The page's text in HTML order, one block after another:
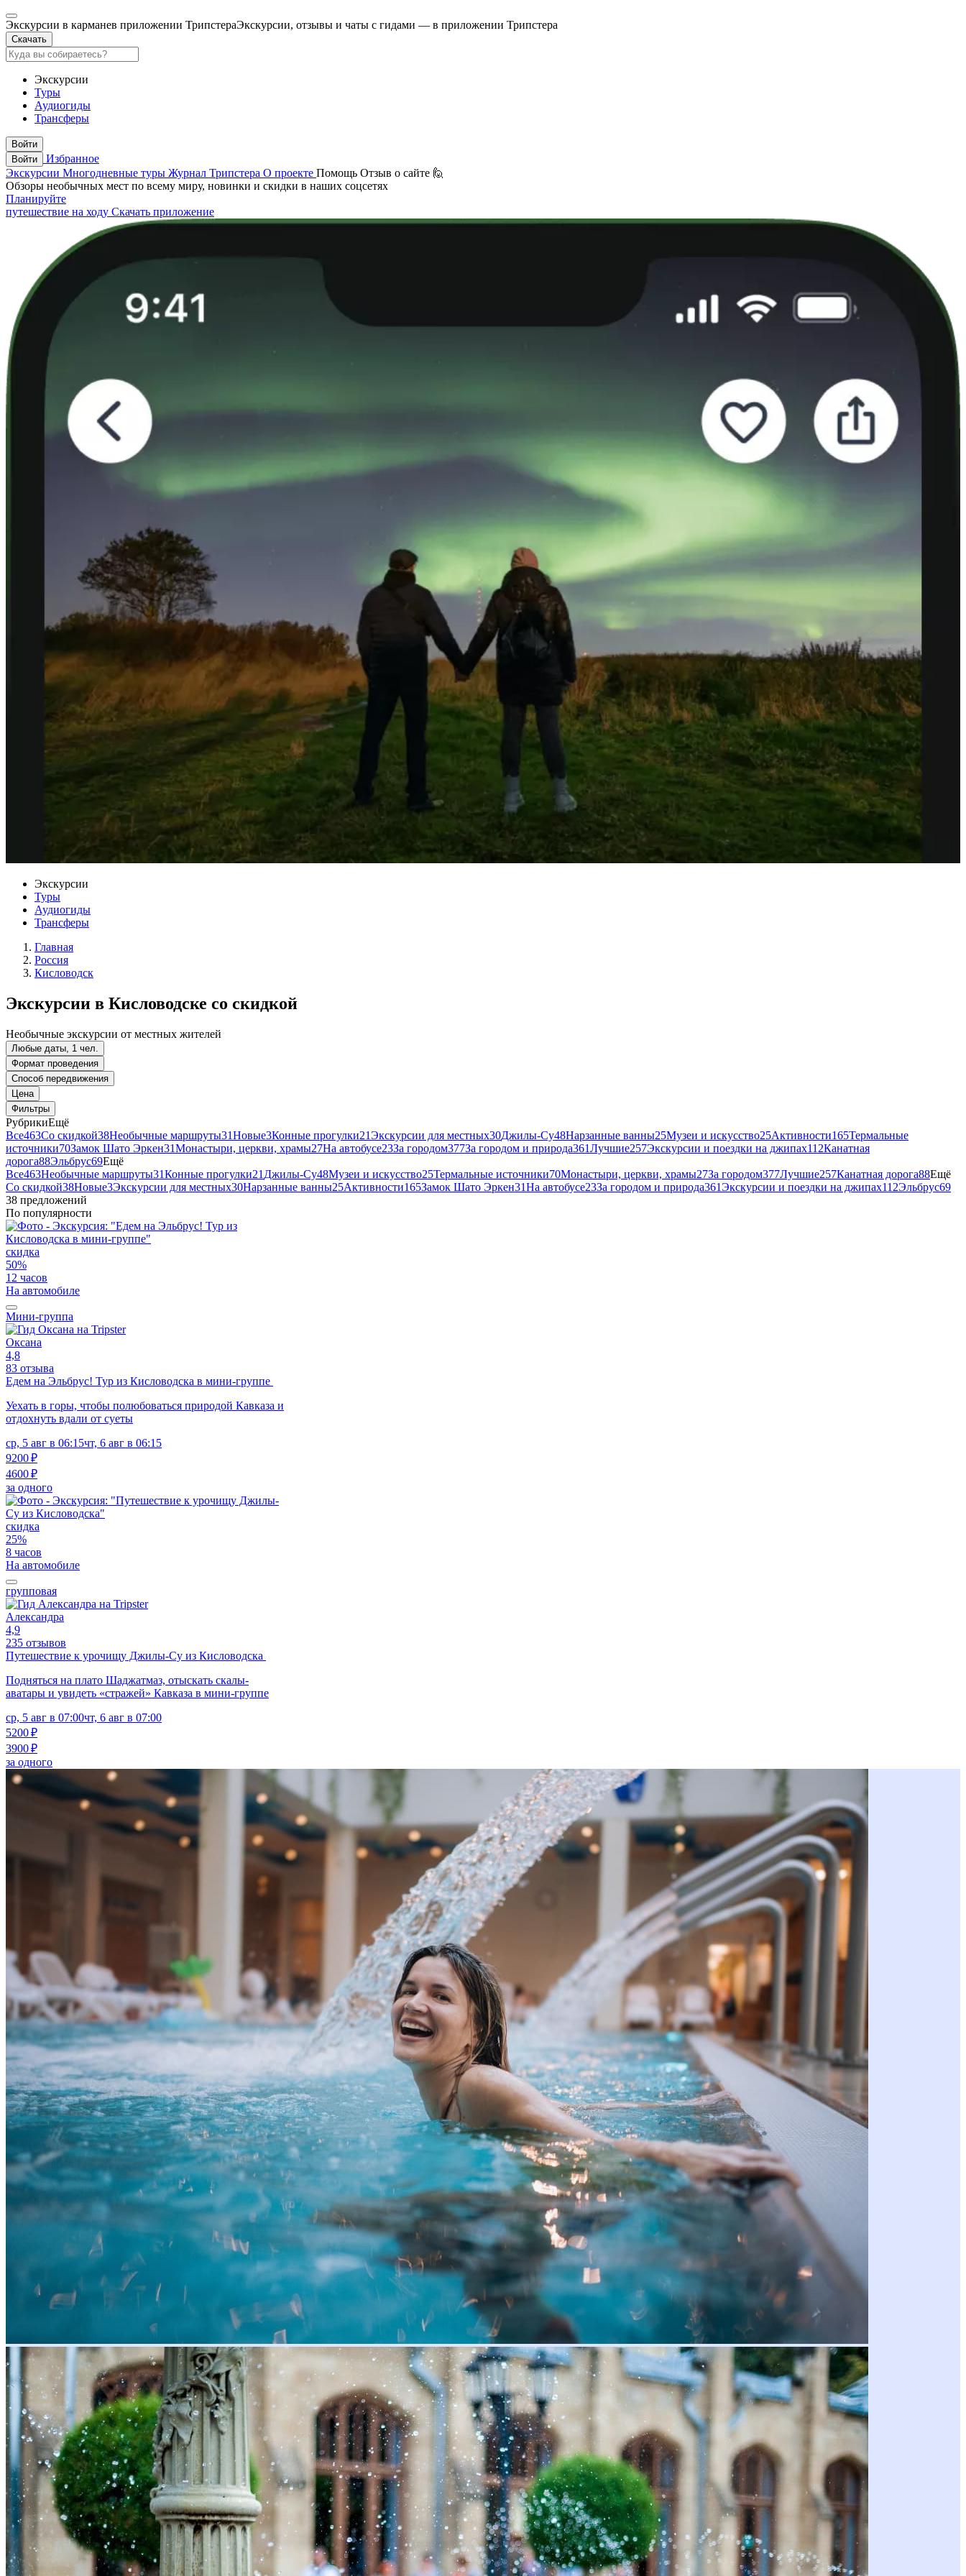
Экскурсии в карманев приложении ТрипстераЭкскурсии, отзывы и чаты с гидами — в приложении Трипстера
Скачать
Экскурсии
Туры
Аудиогиды
Трансферы
Войти
Войти
Избранное
Экскурсии Многодневные туры Журнал Трипстера О проекте Помощь Отзыв о сайте 🙋
Обзоры необычных мест по всему миру, новинки и скидки в наших соцсетях
Планируйте
путешествие на ходу Скачать приложение
Экскурсии
Туры
Аудиогиды
Трансферы
Главная
Россия
Кисловодск
Экскурсии в Кисловодске со скидкой
Необычные экскурсии от местных жителей
Любые даты, 1 чел.
Формат проведения
Способ передвижения
Цена
Фильтры
РубрикиЕщё
Все463Со скидкой38Необычные маршруты31Новые3Конные прогулки21Экскурсии для местных30Джилы-Су48Нарзанные ванны25Музеи и искусство25Активности165Термальные
источники70Замок Шато Эркен31Монастыри, церкви, храмы27На автобусе23За городом377За городом и природа361Лучшие257Экскурсии и поездки на джипах112Канатная
дорога88Эльбрус69Ещё
Все463Необычные маршруты31Конные прогулки21 Джилы-Су48Музеи и искусство25Термальные источники70Монастыри, церкви, храмы27За городом377Лучшие257Канатная дорога88Ещё
Со скидкой38Новые3Экскурсии для местных30Нарзанные ванны25Активности165Замок Шато Эркен31На автобусе23За городом и природа361Экскурсии и поездки на джипах112Эльбрус69
38 предложений
По популярности
скидка
50%
12 часов
На автомобиле
Мини-группа
Оксана
4,8
83 отзыва
Едем на Эльбрус! Тур из Кисловодска в мини-группе
Уехать в горы, чтобы полюбоваться природой Кавказа и
отдохнуть вдали от суеты
ср, 5 авг в 06:15чт, 6 авг в 06:15
9200 ₽
4600 ₽
за одного
скидка
25%
8 часов
На автомобиле
групповая
Александра
4,9
235 отзывов
Путешествие к урочищу Джилы-Су из Кисловодска
Подняться на плато Шаджатмаз, отыскать скалы-
аватары и увидеть «стражей» Кавказа в мини-группе
ср, 5 авг в 07:00чт, 6 авг в 07:00
5200 ₽
3900 ₽
за одного